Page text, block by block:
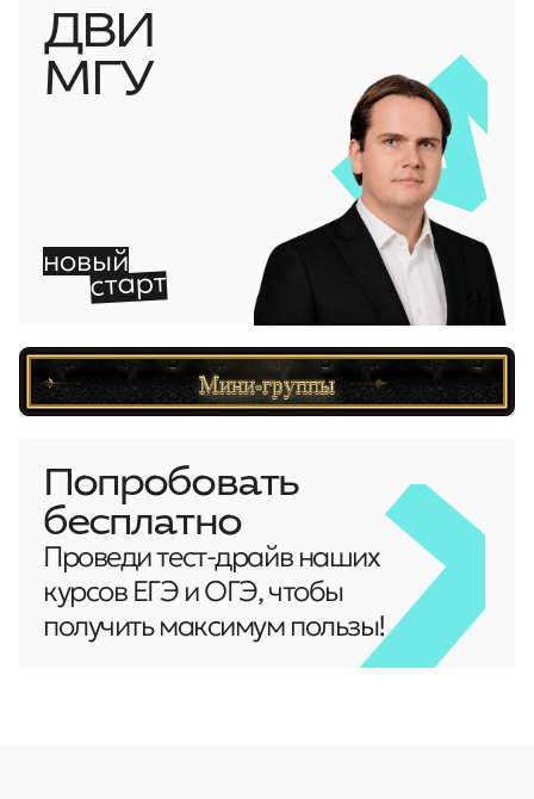
ДВИ
МГУ
новый
старт
Мини-группы
Попробовать
бесплатно
Проведи тест-драйв наших
курсов ЕГЭ и ОГЭ, чтобы
получить максимум пользы!